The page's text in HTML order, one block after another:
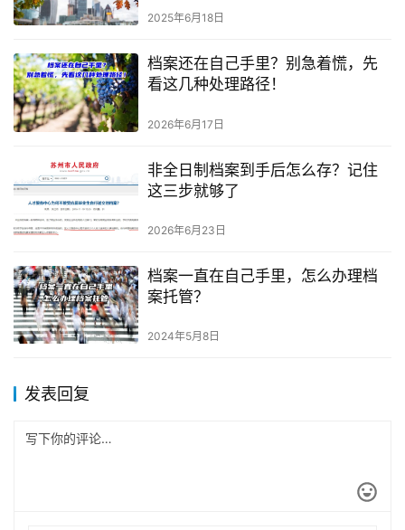
2025年6月18日
档案还在自己手里？别急着慌，先
看这几种处理路径！
2026年6月17日
非全日制档案到手后怎么存？记住
这三步就够了
2026年6月23日
档案一直在自己手里，怎么办理档
案托管？
2024年5月8日
发表回复